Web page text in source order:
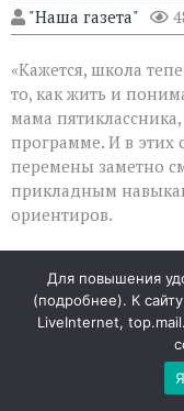
"Наша газета"
«Кажется, школа
то, как жить и
мама
программе. И в этих
перемены заметно
прикладным
ориентиров.
акцентов
С нового учебного
общественных
Обществознание
Для повышения
(подробнее). К
LiveInternet,